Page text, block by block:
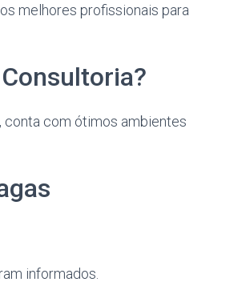
melhores profissionais para
conta com ótimos ambientes
informados.